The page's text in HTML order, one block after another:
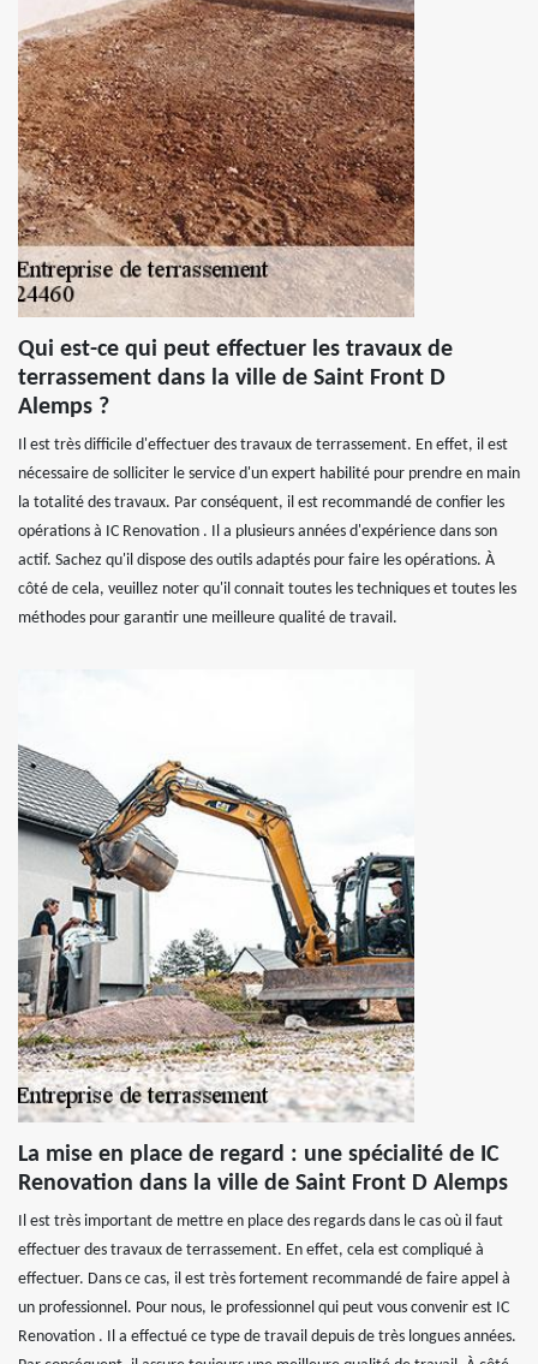
Qui est-ce qui peut effectuer les travaux de
terrassement dans la ville de Saint Front D
Alemps ?
Il est très difficile d'effectuer des travaux de terrassement. En effet, il est
nécessaire de solliciter le service d'un expert habilité pour prendre en main
la totalité des travaux. Par conséquent, il est recommandé de confier les
opérations à IC Renovation . Il a plusieurs années d'expérience dans son
actif. Sachez qu'il dispose des outils adaptés pour faire les opérations. À
côté de cela, veuillez noter qu'il connait toutes les techniques et toutes les
méthodes pour garantir une meilleure qualité de travail.
La mise en place de regard : une spécialité de IC
Renovation dans la ville de Saint Front D Alemps
Il est très important de mettre en place des regards dans le cas où il faut
effectuer des travaux de terrassement. En effet, cela est compliqué à
effectuer. Dans ce cas, il est très fortement recommandé de faire appel à
un professionnel. Pour nous, le professionnel qui peut vous convenir est IC
Renovation . Il a effectué ce type de travail depuis de très longues années.